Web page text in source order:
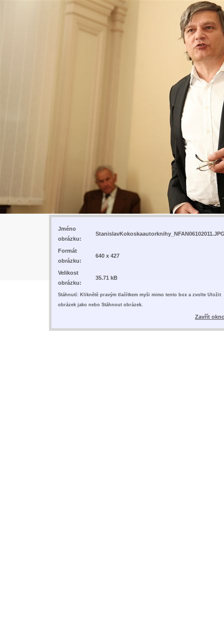
Jméno
obrázku:
Formát
obrázku:
640 x 427
Velikost
obrázku:
35.71 kB
Stáhnutí: Kliknětě pravým tlačítkem myši mimo tento box a zvolte Uložit
obrázek jako nebo Stáhnout obrázek.
Zavřít